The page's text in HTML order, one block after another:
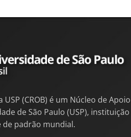
(CROB) é um Núcleo de Apoio
de São Paulo (USP), instituição
de padrão mundial.